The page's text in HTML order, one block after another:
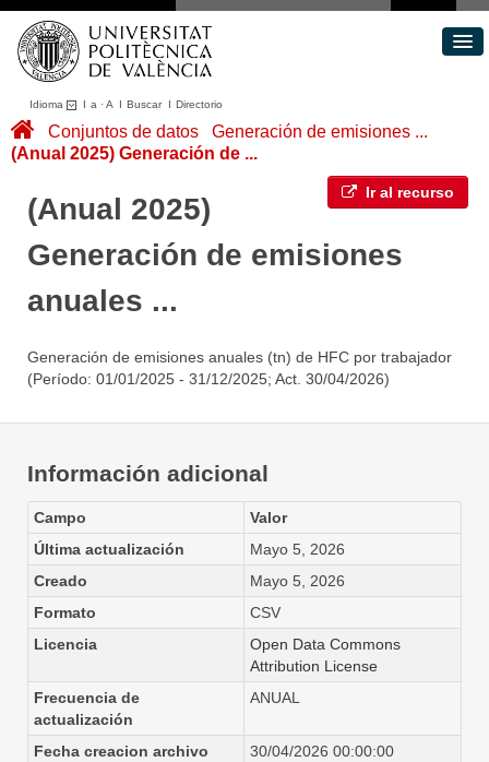
Idioma I a ·A I BuscarI Directorio
Conjuntos de datos
Áreas
Portal de Transparencia
Conjuntos de datos
Generación de emisiones ...
(Anual 2025) Generación de ...
Ir al recurso
(Anual 2025)
Generación de emisiones
anuales ...
Generación de emisiones anuales (tn) de HFC por trabajador
(Período: 01/01/2025 - 31/12/2025; Act. 30/04/2026)
Información adicional
Campo
Valor
Última actualización
Mayo 5, 2026
Creado
Mayo 5, 2026
Formato
CSV
Licencia
Open Data Commons
Attribution License
Frecuencia de
actualización
ANUAL
Fecha creacion archivo
30/04/2026 00:00:00